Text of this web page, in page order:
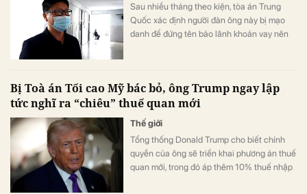
Sau nhiều tháng theo kiện, tòa án Trung
Quốc xác định người đàn ông này bị mạo
danh để đứng tên bảo lãnh khoản vay nên
Bị Toà án Tối cao Mỹ bác bỏ, ông Trump ngay lập
tức nghĩ ra “chiêu” thuế quan mới
Thế giới
Tổng thống Donald Trump cho biết chính
quyền của ông sẽ triển khai phương án thuế
quan mới, trong đó áp thêm 10% thuế nhập